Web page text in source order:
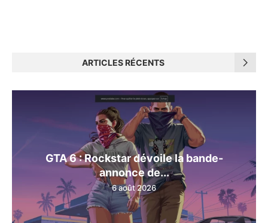
ARTICLES RÉCENTS
GTA 6 : Rockstar dévoile la bande-
annonce de...
6 août 2026